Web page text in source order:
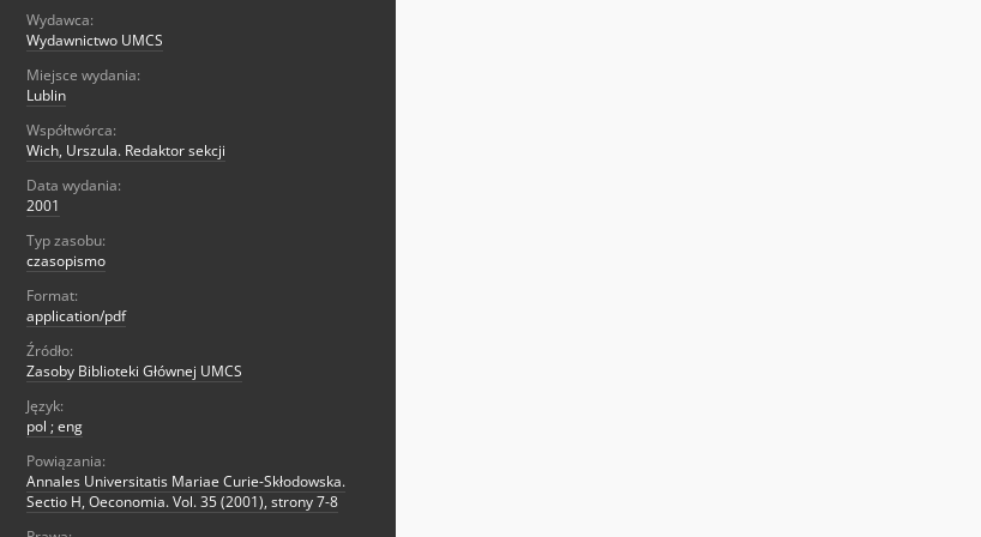
Wydawca:
Wydawnictwo UMCS
Miejsce wydania:
Lublin
Współtwórca:
Wich, Urszula. Redaktor sekcji
Data wydania:
2001
Typ zasobu:
czasopismo
Format:
application/pdf
Źródło:
Zasoby Biblioteki Głównej UMCS
Język:
pol ; eng
Powiązania:
Annales Universitatis Mariae Curie-Skłodowska.
Sectio H, Oeconomia. Vol. 35 (2001), strony 7-8